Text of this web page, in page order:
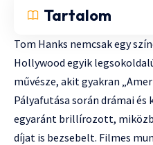
Tartalom
Tom Hanks nemcsak egy
Hollywood egyik
művésze, akit gyakran
Pályafutása során drámai és
egyaránt brillírozott,
díjat is bezsebelt. Filmes